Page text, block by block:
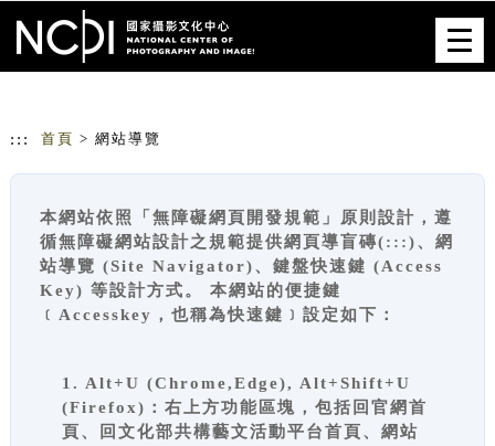
跳到主要內容
::: 首頁 > 網站導覽
本網站依照「無障礙網頁開發規範」原則設計，遵
循無障礙網站設計之規範提供網頁導盲磚(:::)、網
站導覽 (Site Navigator)、鍵盤快速鍵 (Access
Key) 等設計方式。 本網站的便捷鍵
﹝Accesskey，也稱為快速鍵﹞設定如下：
1. Alt+U (Chrome,Edge), Alt+Shift+U
(Firefox)：右上方功能區塊，包括回官網首
頁、回文化部共構藝文活動平台首頁、網站